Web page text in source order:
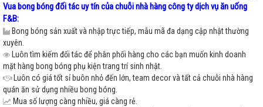
Vua bong bóng đối tác uy tín của chuỗi nhà hàng công ty dịch vụ ăn uống
F&B:
Bong bóng sản xuất và nhập trực tiếp, mẫu mã đa dạng cập nhật thường
xuyên.
Luôn tìm kiếm đối tác để phân phối hàng cho các bạn muốn kinh doanh
mặt hàng bong bóng phụ kiện trang trí sinh nhật.
Luôn có giá tốt sỉ buôn nhỏ đến lớn, team decor và tất cả chuỗi nhà hàng
quán ăn sử dụng nhiều bong bóng.
Mua số lượng càng nhiều, giá càng rẻ.